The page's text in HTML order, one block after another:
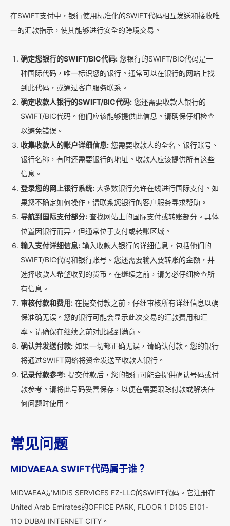
在SWIFT支付中，银行使用标准化的SWIFT代码相互发送和接收唯
一的汇款指示，使其能够进行安全的跨境交易。
确定您银行的SWIFT/BIC代码: 您银行的SWIFT/BIC代码是一
种国际代码，唯一标识您的银行。通常可以在银行的网站上找
到此代码，或通过客户服务联系。
确定收款人银行的SWIFT/BIC代码: 您还需要收款人银行的
SWIFT/BIC代码。他们应该能够提供此信息。请确保仔细检查
以避免错误。
收集收款人的账户详细信息: 您需要收款人的全名、银行账号、
银行名称，有时还需要银行的地址。收款人应该提供所有这些
信息。
登录您的网上银行系统: 大多数银行允许在线进行国际支付。如
果您不确定如何操作，请联系您银行的客户服务寻求帮助。
导航到国际支付部分: 查找网站上的国际支付或转账部分。具体
位置因银行而异，但通常位于支付或转账区域。
输入支付详细信息: 输入收款人银行的详细信息，包括他们的
SWIFT/BIC代码和银行账号。您还需要输入要转账的金额，并
选择收款人希望收到的货币。在继续之前，请务必仔细检查所
有信息。
审核付款和费用: 在提交付款之前，仔细审核所有详细信息以确
保准确无误。您的银行可能会显示此次交易的汇款费用和汇
率。请确保在继续之前对此感到满意。
确认并发送付款: 如果一切都正确无误，请确认付款。您的银行
将通过SWIFT网络将资金发送至收款人银行。
记录付款参考: 提交付款后，您的银行可能会提供确认号码或付
款参考。请将此号码妥善保存，以便在需要跟踪付款或解决任
何问题时使用。
常见问题
MIDVAEAA SWIFT代码属于谁？
MIDVAEAA是MIDIS SERVICES FZ-LLC的SWIFT代码。它注册在
United Arab Emirates的OFFICE PARK, FLOOR 1 D105 E101-
110 DUBAI INTERNET CITY。